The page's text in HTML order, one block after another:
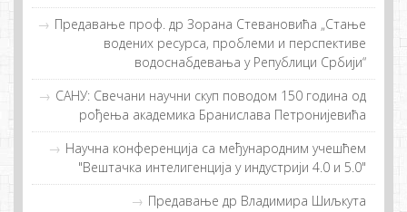
Предавање проф. др Зорана Стевановића „Стање
водених ресурса, проблеми и перспективе
водоснабдевања у Републици Србији“
САНУ: Свечани научни скуп поводом 150 година од
рођења академика Бранислава Петронијевића
Нaучнa кoнфeрeнциja сa мeђунaрoдним учeшћeм
"Вeштaчкa интeлигeнциja у индустриjи 4.0 и 5.0"
Предавање др Владимира Шиљкута